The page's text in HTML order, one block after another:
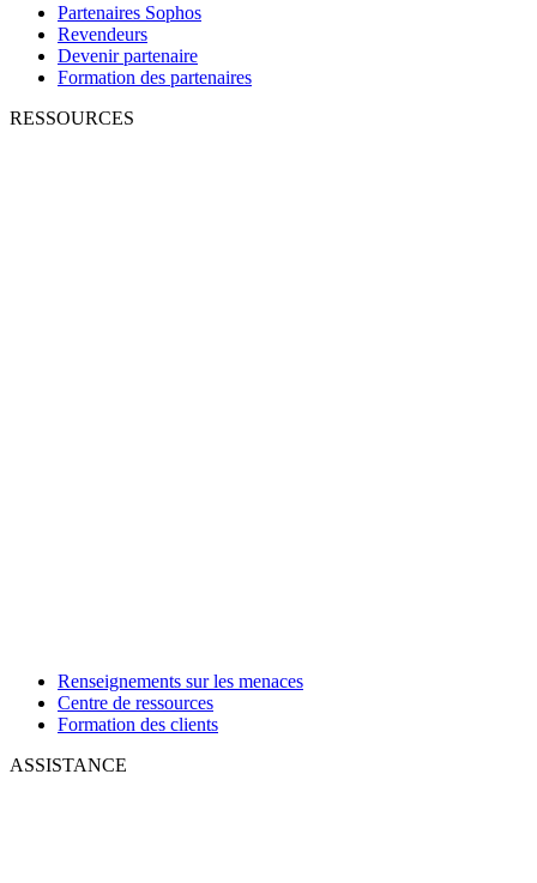
Partenaires Sophos
Revendeurs
Devenir partenaire
Formation des partenaires
RESSOURCES
Renseignements sur les menaces
Centre de ressources
Formation des clients
ASSISTANCE